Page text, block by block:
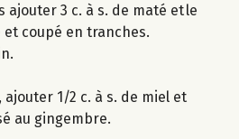
ajouter 3 c. à s. de maté et le
coupé en tranches.
ajouter 1/2 c. à s. de miel et
au gingembre.